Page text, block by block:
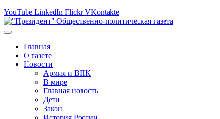
YouTube LinkedIn Flickr VKontakte
Главная
О газете
Новости
Армия и ВПК
В мире
Главная новость
Дети
Закон
История России